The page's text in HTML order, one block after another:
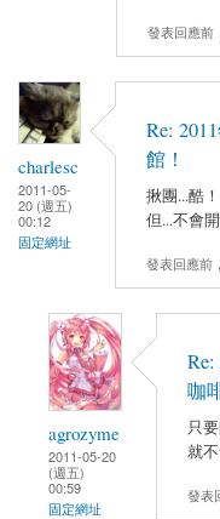
發表回應前
charlesc
2011-05-
20 (週五)
00:12
固定網址
Re:
館！
揪團...酷！
但...不會
發表回應前
agrozyme
2011-05-20
(週五)
00:59
固定網址
咖
只
就
發表